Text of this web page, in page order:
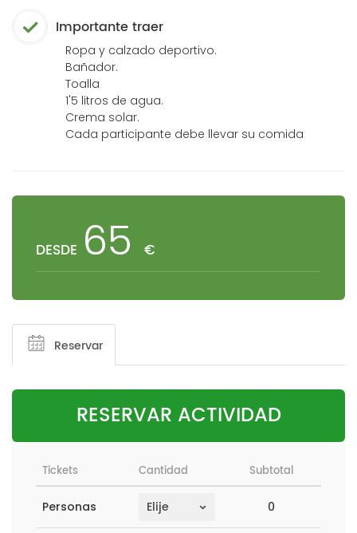
Importante traer
Ropa y calzado deportivo.
Bañador.
Toalla
1'5 litros de agua.
Crema solar.
Cada participante debe llevar su comida
DESDE 65 €
Reservar
RESERVAR ACTIVIDAD
Tickets Cantidad Subtotal
Personas 0